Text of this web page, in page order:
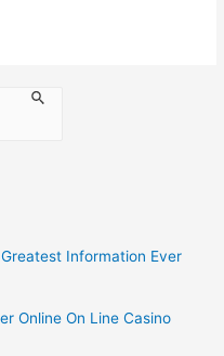
Information Ever
Online On Line Casino